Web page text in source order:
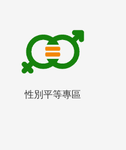
性別平等專區